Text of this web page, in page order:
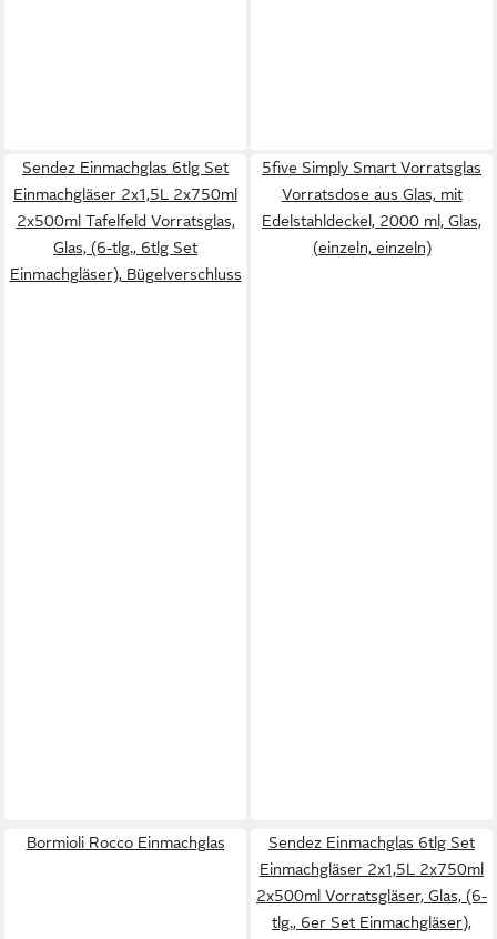
Sendez Einmachglas 6tlg Set
Einmachgläser 2x1,5L 2x750ml
2x500ml Tafelfeld Vorratsglas,
Glas, (6-tlg., 6tlg Set
Einmachgläser), Bügelverschluss
5five Simply Smart Vorratsglas
Vorratsdose aus Glas, mit
Edelstahldeckel, 2000 ml, Glas,
(einzeln, einzeln)
Bormioli Rocco Einmachglas
Sendez Einmachglas 6tlg Set
Einmachgläser 2x1,5L 2x750ml
2x500ml Vorratsgläser, Glas, (6-
tlg., 6er Set Einmachgläser),